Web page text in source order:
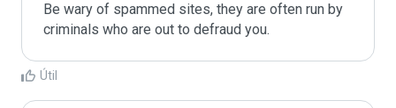
Be wary of spammed sites, they are often run by
criminals who are out to defraud you.
Útil